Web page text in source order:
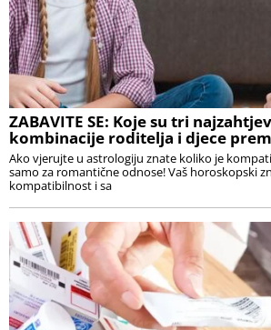
ZABAVITE SE: Koje su tri
kombinacije roditelja i djece
Ako vjerujte u astrologiju znate koliko je
samo za romantične odnose! Vaš horoskopski
kompatibilnost i sa